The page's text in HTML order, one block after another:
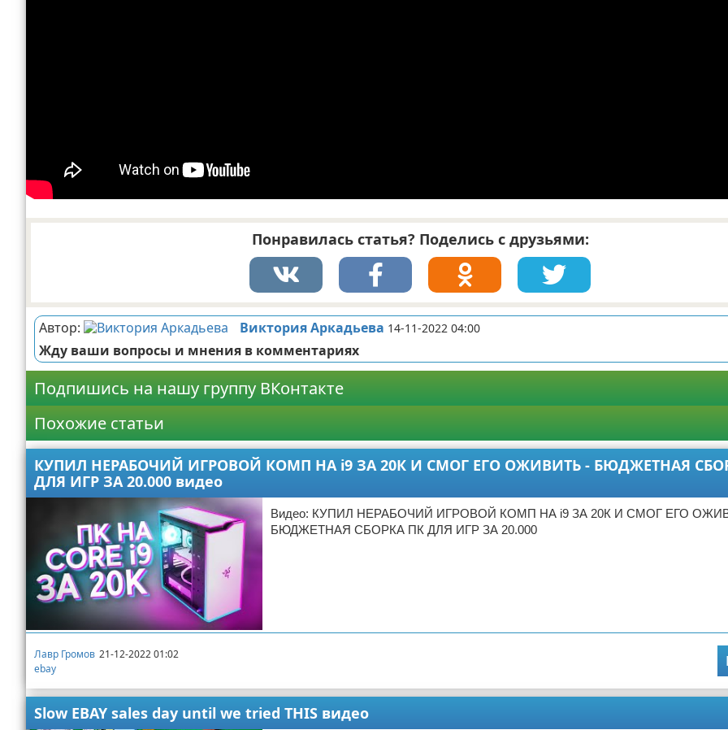
Понравилась статья? Поделись с друзьями:
Автор: Виктория Аркадьева 14-11-2022 04:00
Жду ваши вопросы и мнения в комментариях
Подпишись на нашу группу ВКонтакте
Похожие статьи
КУПИЛ НЕРАБОЧИЙ ИГРОВОЙ КОМП НА i9 ЗА 20К И СМОГ ЕГО ОЖИВИТЬ - БЮДЖЕТНАЯ
ДЛЯ ИГР ЗА 20.000 видео
Видео: КУПИЛ НЕРАБОЧИЙ ИГРОВОЙ КОМП НА i9 ЗА 20К И СМОГ ЕГО
БЮДЖЕТНАЯ СБОРКА ПК ДЛЯ ИГР ЗА 20.000
Лавр Громов 21-12-2022 01:02
ebay
Slow EBAY sales day until we tried THIS видео